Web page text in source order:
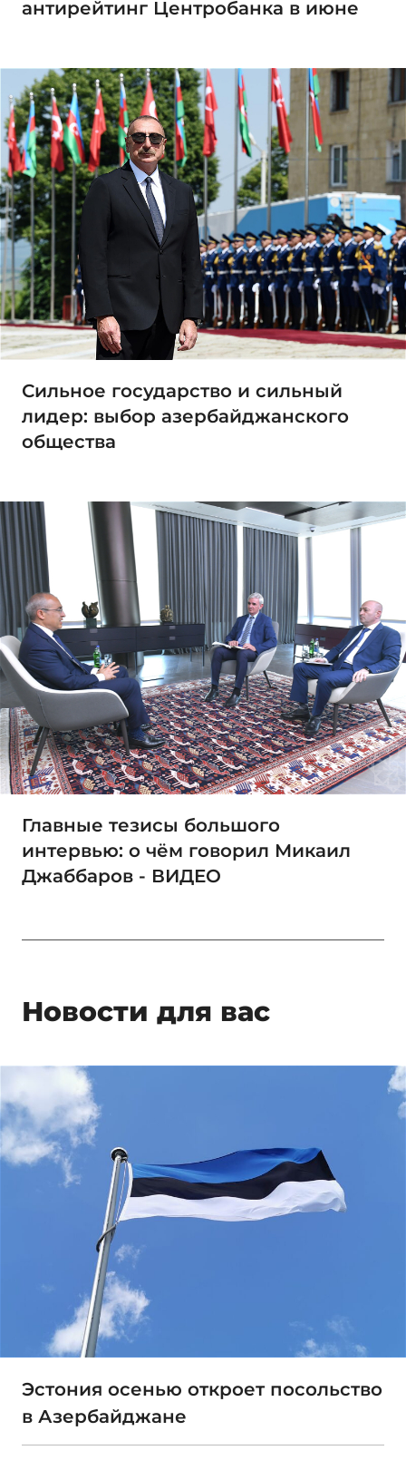
антирейтинг Центробанка в июне
Сильное государство и сильный
лидер: выбор азербайджанского
общества
Главные тезисы большого
интервью: о чём говорил Микаил
Джаббаров - ВИДЕО
Новости для вас
Эстония осенью откроет посольство
в Азербайджане